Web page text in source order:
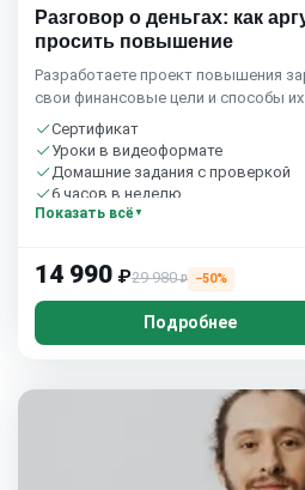
Разговор о деньгах: как
просить повышение
Разработаете проект повышения
свои финансовые цели и способы
Сертификат
Уроки в видеоформате
Домашние задания с проверкой
6 часов в неделю
Показать всё
14 990 ₽29 980₽ −50%
Подробнее